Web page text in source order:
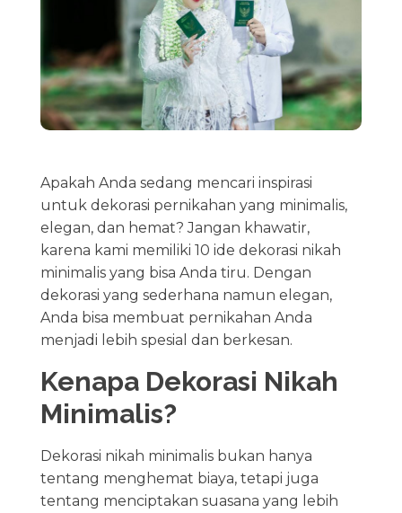
Apakah Anda sedang mencari inspirasi
untuk dekorasi pernikahan yang minimalis,
elegan, dan hemat? Jangan khawatir,
karena kami memiliki 10 ide dekorasi nikah
minimalis yang bisa Anda tiru. Dengan
dekorasi yang sederhana namun elegan,
Anda bisa membuat pernikahan Anda
menjadi lebih spesial dan berkesan.
Kenapa Dekorasi Nikah
Minimalis?
Dekorasi nikah minimalis bukan hanya
tentang menghemat biaya, tetapi juga
tentang menciptakan suasana yang lebih